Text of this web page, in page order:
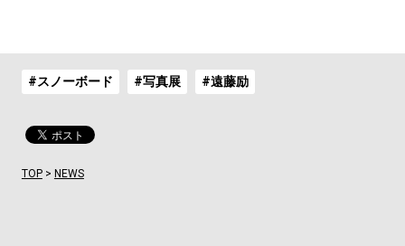
#スノーボード #写真展 #遠藤励
TOP> NEWS